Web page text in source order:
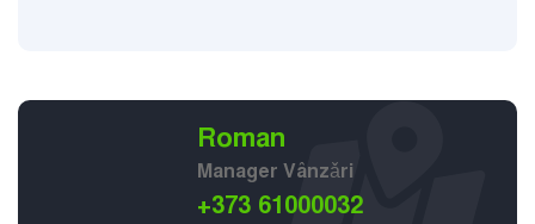
Roman
Manager Vânzǎri
+373 61000032